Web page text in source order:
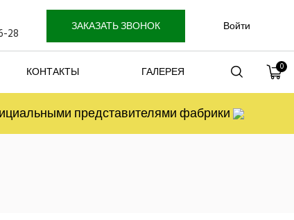
28 ЗАКАЗАТЬ ЗВОНОК Войти
КОНТАКТЫ ГАЛЕРЕЯ 0
представителями фабрики